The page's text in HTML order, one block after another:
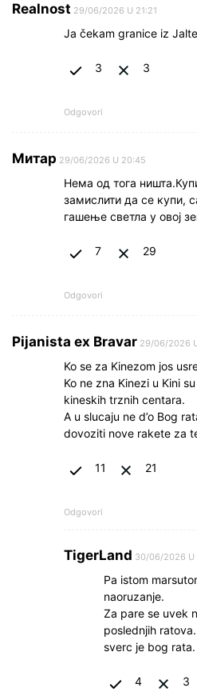
Realnost 29/06/2026 U 21:21
Ja čekam granice iz
3 3
Odgovori
Митар 29/06/2026 U 20:45
Нема од тога
замислити да се купи,
гашење светла у овој
7 29
Odgovori
Pijanista ex Bravar 29/06/2026
Ko se za Kinezom jos
Ko ne zna Kinezi u Kini
kineskih trznih centara.
A u slucaju ne d’o Bog
dovoziti nove rakete za
11 21
Odgovori
TigerLand 30/06/2026 U
Pa istom
naoruzanje.
Za pare se uvek
poslednjih
sverc je bog rata.
4 3